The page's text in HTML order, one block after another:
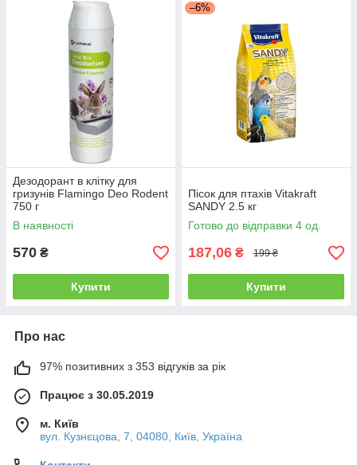
Дезодорант в клітку для
гризунів Flamingo Deo Rodent
750 г
В наявності
570 ₴
Купити
–6%
Пісок для птахів Vitakraft
SANDY 2.5 кг
Готово до відправки 4 од.
187,06 ₴ 199 ₴
Купити
Про нас
97% позитивних з 353 відгуків за рік
Працює з 30.05.2019
м. Київ
вул. Кузнєцова, 7, 04080, Київ, Україна